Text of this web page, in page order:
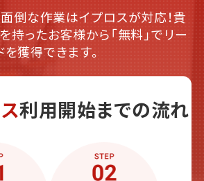
倒な作業はイプロスが対応！貴
持ったお客様から「無料」でリー
を獲得できます。
利用開始までの流れ